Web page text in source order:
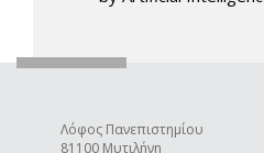
Λόφος Πανεπιστημίου
81100 Μυτιλήνη